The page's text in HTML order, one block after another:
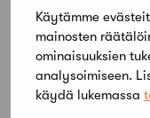
Käytämme
mainosten
ominaisuuksien
analysoimiseen.
käydä lukemassa
28 marraskuun,
Safalainen,